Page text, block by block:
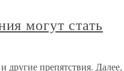
могут стать
другие препятствия. Далее,